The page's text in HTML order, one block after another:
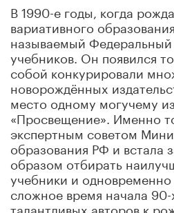
В 1990-е годы, когда
вариативного
называемый Федеральный
учебников. Он появился
собой конкурировали
новорождённых
место одному могучему
«Просвещение». Именно
экспертным советом
образования РФ и встала
образом отбирать
учебники и
сложное время начала
талантливых авторов к